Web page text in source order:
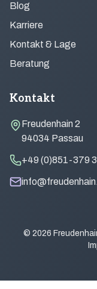
Blog
Karriere
Kontakt & Lage
Beratung
Kontakt
Freudenhain 2
94034 Passau
+49 (0)851-379
© 2026